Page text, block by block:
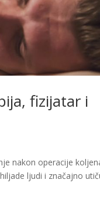
fizijatar i
nakon operacije
ljudi i značajno